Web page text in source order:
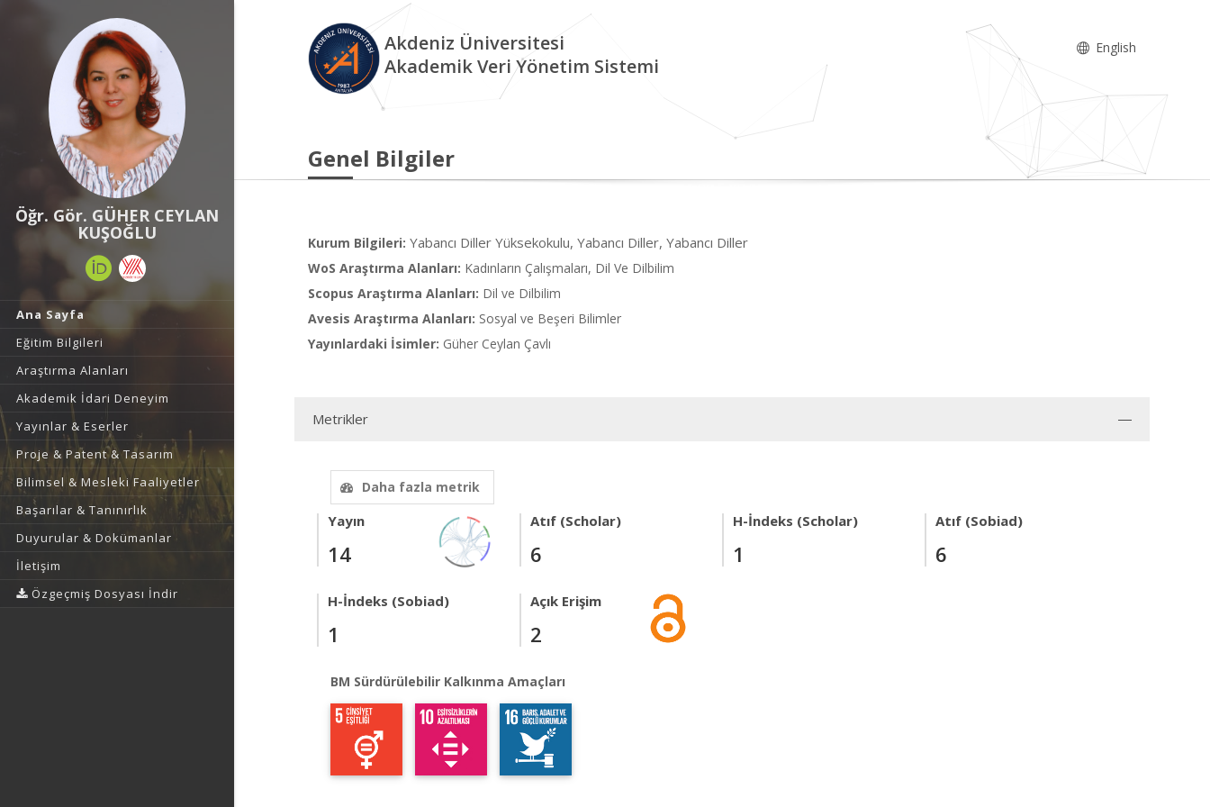
Öğr. Gör. GÜHER CEYLAN
KUŞOĞLU
Ana Sayfa
Eğitim Bilgileri
Araştırma Alanları
Akademik İdari Deneyim
Yayınlar & Eserler
Proje & Patent & Tasarım
Bilimsel & Mesleki Faaliyetler
Başarılar & Tanınırlık
Duyurular & Dokümanlar
İletişim
Özgeçmiş Dosyası İndir
Akdeniz Üniversitesi
Akademik Veri Yönetim Sistemi
English
Genel Bilgiler
Kurum Bilgileri: Yabancı Diller Yüksekokulu, Yabancı Diller, Yabancı Diller
WoS Araştırma Alanları: Kadınların Çalışmaları, Dil Ve Dilbilim
Scopus Araştırma Alanları: Dil ve Dilbilim
Avesis Araştırma Alanları: Sosyal ve Beşeri Bilimler
Yayınlardaki İsimler: Güher Ceylan Çavlı
Metrikler
Daha fazla metrik
Yayın
14
Atıf (Scholar)
6
H-İndeks (Scholar)
1
Atıf (Sobiad)
6
H-İndeks (Sobiad)
1
Açık Erişim
2
BM Sürdürülebilir Kalkınma Amaçları